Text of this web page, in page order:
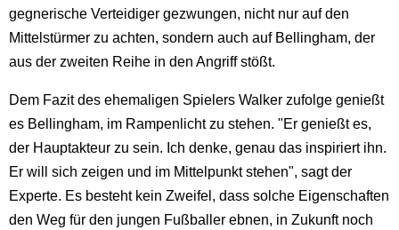
gegnerische Verteidiger gezwungen, nicht nur auf den
Mittelstürmer zu achten, sondern auch auf Bellingham, der
aus der zweiten Reihe in den Angriff stößt.
Dem Fazit des ehemaligen Spielers Walker zufolge genießt
es Bellingham, im Rampenlicht zu stehen. "Er genießt es,
der Hauptakteur zu sein. Ich denke, genau das inspiriert ihn.
Er will sich zeigen und im Mittelpunkt stehen", sagt der
Experte. Es besteht kein Zweifel, dass solche Eigenschaften
den Weg für den jungen Fußballer ebnen, in Zukunft noch